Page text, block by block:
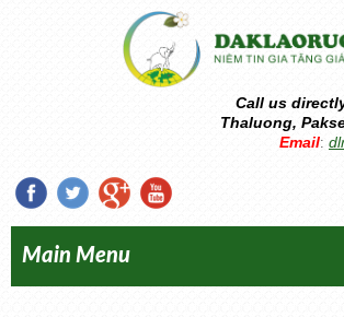
Call us
Thaluong,
Email:
Main Menu